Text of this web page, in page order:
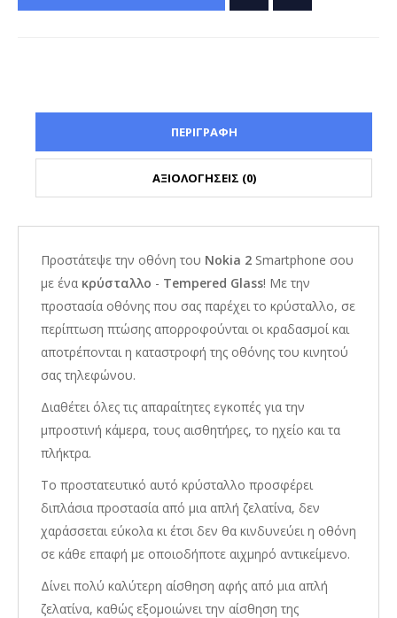
ΠΕΡΙΓΡΑΦΗ
ΑΞΙΟΛΟΓΗΣΕΙΣ (0)
Προστάτεψε την οθόνη του Nokia 2 Smartphone σου
με ένα κρύσταλλο - Tempered Glass! Με την
προστασία οθόνης που σας παρέχει το κρύσταλλο, σε
περίπτωση πτώσης απορροφούνται οι κραδασμοί και
αποτρέπονται η καταστροφή της οθόνης του κινητού
σας τηλεφώνου.
Διαθέτει όλες τις απαραίτητες εγκοπές για την
μπροστινή κάμερα, τους αισθητήρες, το ηχείο και τα
πλήκτρα.
Το προστατευτικό αυτό κρύσταλλο προσφέρει
διπλάσια προστασία από μια απλή ζελατίνα, δεν
χαράσσεται εύκολα κι έτσι δεν θα κινδυνεύει η οθόνη
σε κάθε επαφή με οποιοδήποτε αιχμηρό αντικείμενο.
Δίνει πολύ καλύτερη αίσθηση αφής από μια απλή
ζελατίνα, καθώς εξομοιώνει την αίσθηση της